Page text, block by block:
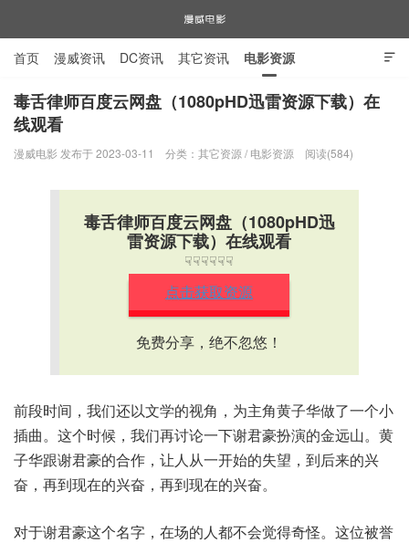
漫威电影

首页 漫威资讯 DC资讯 其它资讯 电影资源
电视剧资源 漫威图片
毒舌律师百度云网盘（1080pHD迅雷资源下载）在
线观看
漫威电影 发布于 2023-03-11 分类： 其它资源 / 电影资源 阅读(584)
毒舌律师百度云网盘（1080pHD迅
雷资源下载）在线观看
☟☟☟☟☟☟
点击获取资源
免费分享，绝不忽悠！
前段时间，我们还以文学的视角，为主角黄子华做了一个小
插曲。这个时候，我们再讨论一下谢君豪扮演的金远山。黄
子华跟谢君豪的合作，让人从一开始的失望，到后来的兴
奋，再到现在的兴奋，再到现在的兴奋。
对于谢君豪这个名字，在场的人都不会觉得奇怪。这位被誉